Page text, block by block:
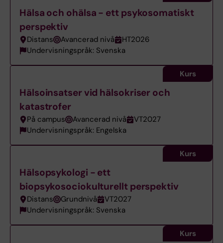
Hälsa och ohälsa - ett psykosomatiskt
perspektiv
Distans Avancerad nivå
HT2026
Undervisningspråk: Svenska
Hälsoinsatser vid hälsokriser och
katastrofer
På campus Avancerad nivå
VT2027
Undervisningspråk: Engelska
Kurs
Hälsopsykologi - ett
biopsykosociokulturellt perspektiv
Distans Grundnivå
VT2027
Undervisningspråk: Svenska
Kurs
Kurs